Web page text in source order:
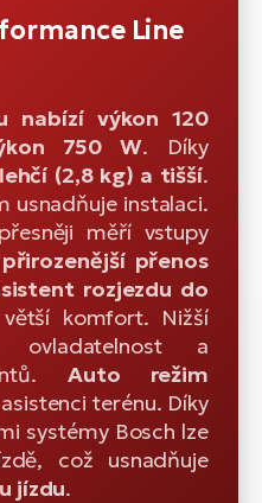
Line
nabízí výkon 120
750 W. Díky
lehčí (2,8 kg) a tišší.
usnadňuje instalaci.
měří vstupy
přirozenější přenos
rozjezdu do
komfort. Nižší
ovladatelnost a
Auto režim
terénu. Díky
systémy Bosch lze
což usnadňuje
jízdu.